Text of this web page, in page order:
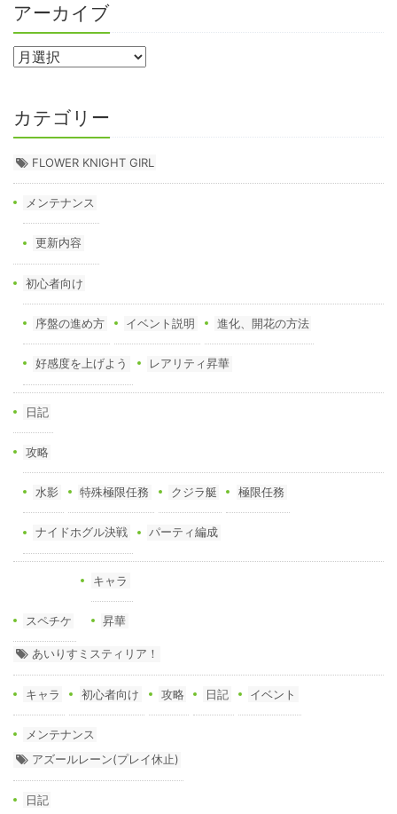
アーカイブ
カテゴリー
FLOWER KNIGHT GIRL
メンテナンス
更新内容
初心者向け
序盤の進め方 イベント説明 進化、開花の方法
好感度を上げよう レアリティ昇華
日記
攻略
水影 特殊極限任務 クジラ艇 極限任務
ナイドホグル決戦 パーティ編成
スペチケ
キャラ
昇華
あいりすミスティリア！
キャラ 初心者向け 攻略 日記 イベント
メンテナンス
アズールレーン(プレイ休止)
日記